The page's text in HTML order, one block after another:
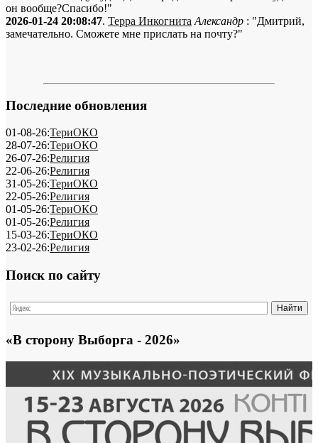
он вообще?Спасибо!"
2026-01-24 20:08:47. Терра Инкогнита Александр : "Дмитрий,
замечательно. Сможете мне прислать на почту?"
Последние обновления
01-08-26:ТериОКО
28-07-26:ТериОКО
26-07-26:Религия
22-06-26:Религия
31-05-26:ТериОКО
22-05-26:Религия
01-05-26:ТериОКО
01-05-26:Религия
15-03-26:ТериОКО
23-02-26:Религия
Поиск по сайту
«В сторону Выборга - 2026»